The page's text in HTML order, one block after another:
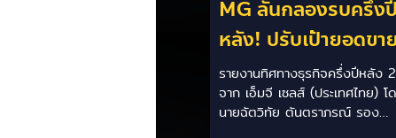
MG ลั่นกลองรบครึ่งปี
หลัง! ปรับเป้ายอดขา
เพิ่มเป็น 36,000 คัน
พร้อมเดินหน้าลงศึก
รายงานทิศทางธุรกิจครึ่งปีหลัง
จาก เอ็มจี เซลส์ (ประเทศไทย) โ
นายฉัตวิทัย ตันตราภรณ์ รอง